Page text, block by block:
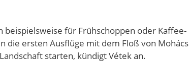
für Frühschoppen oder Kaffee-
die ersten Ausflüge mit dem Floß von Mohács
starten, kündigt Vétek an.